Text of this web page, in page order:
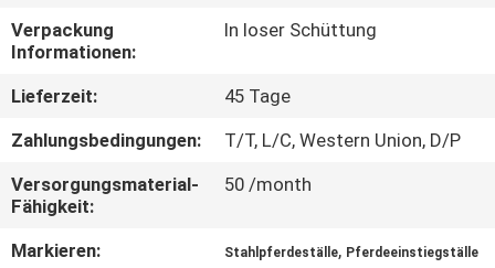
TRETEN
SIE
MIT
UNS
IN
VERBINDUNG
Verpackung
Informationen:
In loser Schüttung
Lieferzeit:
45 Tage
Zahlungsbedingungen:
T/T, L/C, Western Union, D/P
Versorgungsmaterial-
Fähigkeit:
50 /month
Markieren: Stahlpferdeställe, Pferdeeinstiegställe